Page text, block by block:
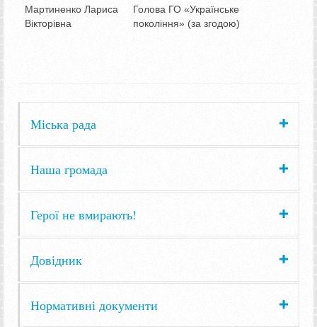
Мартиненко Лариса
Вікторівна
Голова ГО «Українське
покоління» (за згодою)
Міська рада
Наша громада
Герої не вмирають!
Довідник
Нормативні документи